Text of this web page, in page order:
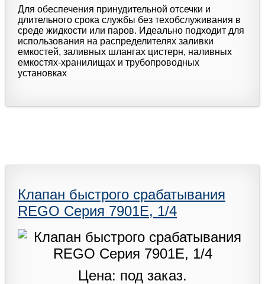
Для обеспечения принудительной отсечки и
длительного срока службы без техобслуживания в
среде жидкости или паров. Идеально подходит для
использования на распределителях заливки
емкостей, заливных шлангах цистерн, наливных
емкостях-хранилищах и трубопроводных
установках
Клапан быстрого срабатывания
REGO Серия 7901Е, 1/4
Цена: под заказ.